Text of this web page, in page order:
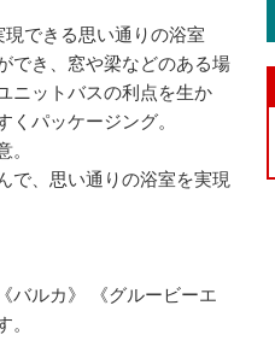
できる思い通りの浴室
でき、窓や梁などのある場
ニットバスの利点を生か
くパッケージング。
。
で、思い通りの浴室を実現
バルカ》 《グルービーエ
。